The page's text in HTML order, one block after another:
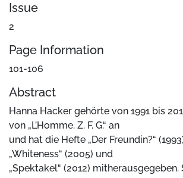
Issue
2
Page Information
101-106
Abstract
Hanna Hacker gehörte von 1991 bis
von „L’Homme. Z. F. G.“ an
und hat die Hefte „Der Freundin?“
„Whiteness“ (2005) und
„Spektakel“ (2012) mitherausgegeben.